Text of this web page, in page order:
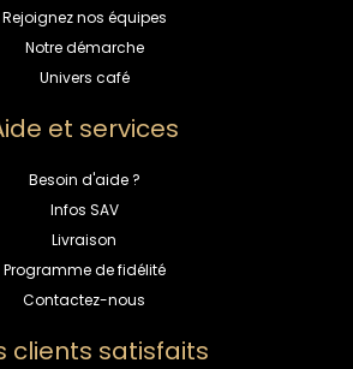
Rejoignez nos équipes
Notre démarche
Univers café
et services
Besoin d'aide ?
Infos SAV
Livraison
Programme de fidélité
Contactez-nous
clients satisfaits